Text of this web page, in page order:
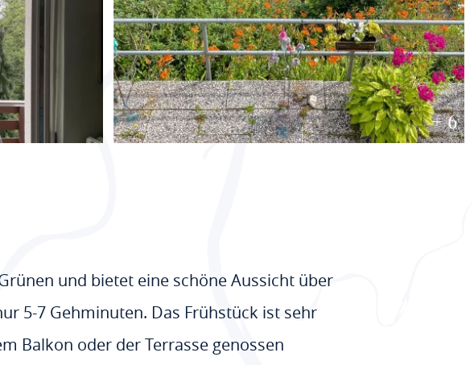
+ 6
und bietet eine schöne Aussicht über
5-7 Gehminuten. Das Frühstück ist sehr
Balkon oder der Terrasse genossen